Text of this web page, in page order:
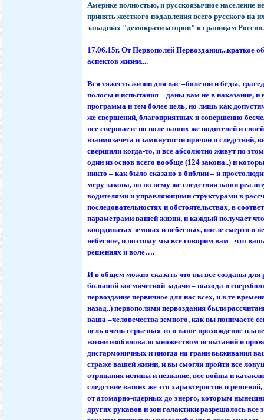
Америке полностью, и русскоязычное население
принять жесткого подавления всего русского на
западных "демократизаторов" к границам
17.06.15г. От Первополей Первоздания...краткое
аспектов жизни....
Вся тяжесть жизни для вас –болезни и беды,
полосы и испытания – даны вам не в наказание, и
программа и тем более цель, но лишь как
же свершений, благоприятных и совершенно
все свершаете по воле ваших же водителей и
взаимозачета и замкнутости причин и следствий,
свершили когда-то, и все абсолютно живут по
один из основ всего вообще (124 закона..) и
никто – как было сказано в библии – и
меру закона, но по нему же следствия ваши
водителями и управляющими структурами в
последовательностях и обстоятельствах, в
параметрами вашей жизни, и каждый получает
координатах земных и небесных, после смерти и
небесное, и поэтому мы все говорим вам –что
решениях и воле….
И в общем можно сказать что вы все созданы для
большой космической задачи – выхода в
первоздание первичное для нас всех, и в те
назад..) первополями первоздания были
ваша –человечества земного, как вы понимаете
цель очень серьезная то и ваше прохождение
жизни изобиловало множеством испытаний и
дисгармоничных и иногда на грани выживания
страже вашей жизни, и вы смогли пройти все
отрицания истины и незнание, все войны и
следствие ваших же эго характеристик и
от атомарно-ядерных до энерго, которым
других рукавов и зон галактики разрешалось все